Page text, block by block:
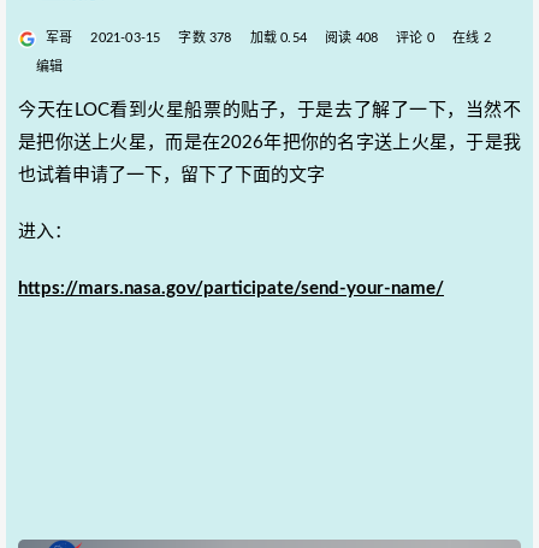
军哥 2021-03-15 字数 378 加载 0.54 阅读 408 评论 0 在线 2
编辑
今天在LOC看到火星船票的贴子，于是去了解了一下，当然不
是把你送上火星，而是在2026年把你的名字送上火星，于是我
也试着申请了一下，留下了下面的文字
进入：
https://mars.nasa.gov/participate/send-your-name/